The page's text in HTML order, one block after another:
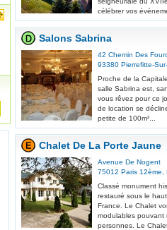
célébrer vos
Salons Sabrina
42 Chemin Des
93380 Pierrefitte-
Proche de la
salle Sabrina est,
vous rêvez pour ce
de location se
petite de 100m²...
Chalet De La Porte Jaune
Avenue De Nogent
75012 Paris 12ème
Classé monument
restauré sous le
France. Le Chalet
modulables pouvant
personnes. Le